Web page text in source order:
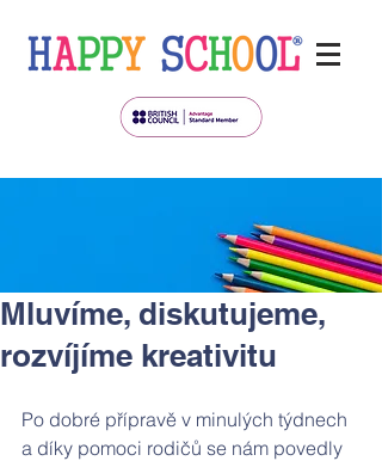
Mluvíme, diskutujeme,
rozvíjíme kreativitu
Po dobré přípravě v minulých týdnech
a díky pomoci rodičů se nám povedly